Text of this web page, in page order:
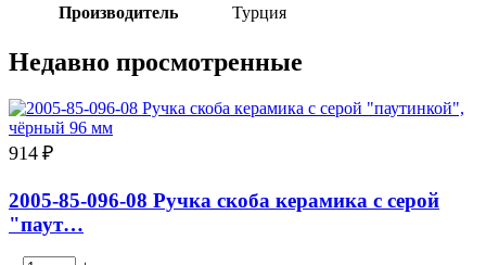
Производитель
Турция
Недавно просмотренные
914 ₽
2005-85-096-08 Ручка скоба керамика с серой
"паут…